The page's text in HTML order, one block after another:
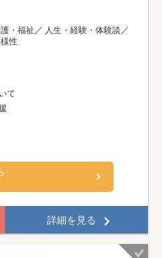
・福祉／ 人生・経験・体験談／
性
て
詳細を見る